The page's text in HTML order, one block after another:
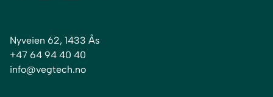
Nyveien 62, 1433 Ås
+47 64 94 40 40
info@vegtech.no